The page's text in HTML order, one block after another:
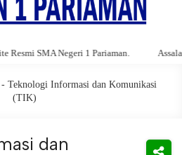
SMA Negeri 1 Pariaman.
- Teknologi Informasi dan Komunikasi
(TIK)
dan